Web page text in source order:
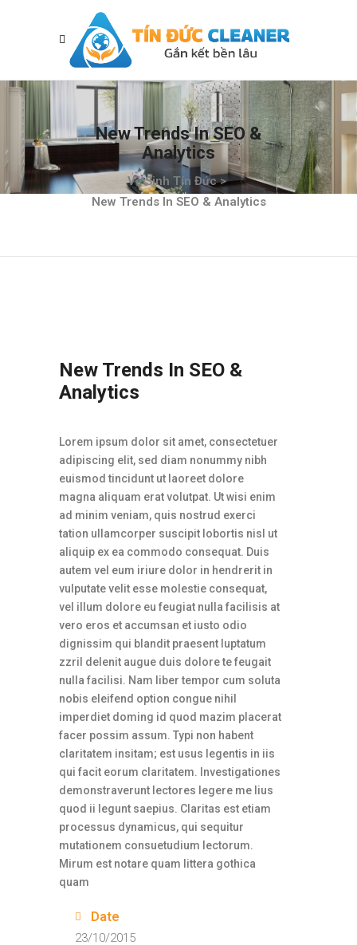
New Trends In SEO &
Analytics
Vệ Sinh Tín Đức>
New Trends In SEO & Analytics
New Trends In SEO &
Analytics
Lorem ipsum dolor sit amet, consectetuer
adipiscing elit, sed diam nonummy nibh
euismod tincidunt ut laoreet dolore
magna aliquam erat volutpat. Ut wisi enim
ad minim veniam, quis nostrud exerci
tation ullamcorper suscipit lobortis nisl ut
aliquip ex ea commodo consequat. Duis
autem vel eum iriure dolor in hendrerit in
vulputate velit esse molestie consequat,
vel illum dolore eu feugiat nulla facilisis at
vero eros et accumsan et iusto odio
dignissim qui blandit praesent luptatum
zzril delenit augue duis dolore te feugait
nulla facilisi. Nam liber tempor cum soluta
nobis eleifend option congue nihil
imperdiet doming id quod mazim placerat
facer possim assum. Typi non habent
claritatem insitam; est usus legentis in iis
qui facit eorum claritatem. Investigationes
demonstraverunt lectores legere me lius
quod ii legunt saepius. Claritas est etiam
processus dynamicus, qui sequitur
mutationem consuetudium lectorum.
Mirum est notare quam littera gothica
quam
Date
23/10/2015